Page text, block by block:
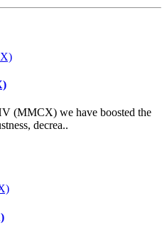
(MMCX) we have boosted the
decrea..